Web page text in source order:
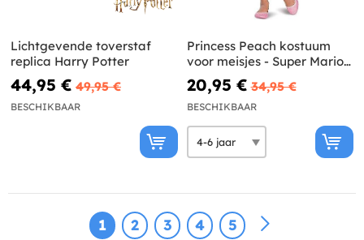
Lichtgevende toverstaf
replica Harry Potter
44,95 € 49,95 €
BESCHIKBAAR
Princess Peach kostuum
voor meisjes - Super Mario
Bros
20,95 € 34,95 €
BESCHIKBAAR
1 2 3 4 5